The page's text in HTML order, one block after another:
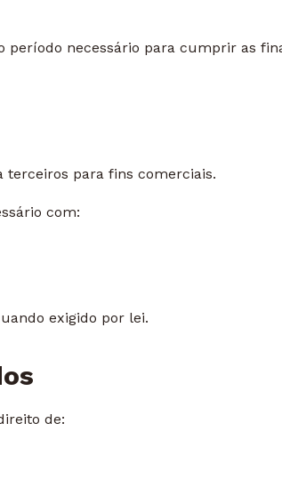
período necessário para cumprir as
terceiros para fins comerciais.
com:
exigido por lei.
de: